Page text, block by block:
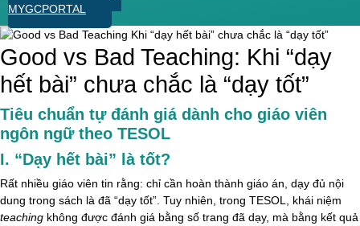
MYGCPORTAL
Good vs Bad Teaching: Khi “dạy
hết bài” chưa chắc là “dạy tốt”
Tiêu chuẩn tự đánh giá dành cho giáo viên
ngôn ngữ theo TESOL
I. “Dạy hết bài” là tốt?
Rất nhiều giáo viên tin rằng: chỉ cần hoàn thành giáo án, dạy đủ nội
dung trong sách là đã “dạy tốt”. Tuy nhiên, trong TESOL, khái niệm
teaching không được đánh giá bằng số trang đã dạy, mà bằng kết quả